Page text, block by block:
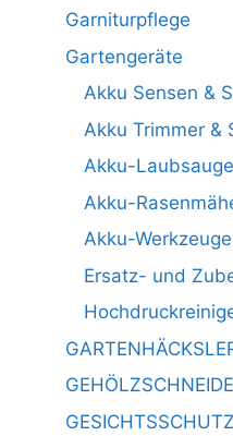
Garniturpflege
Gartengeräte
Akku Sensen &
Akku Trimmer &
Akku-
Akku-
Akku-
Ersatz- und
GESICHTSSCHUTZ